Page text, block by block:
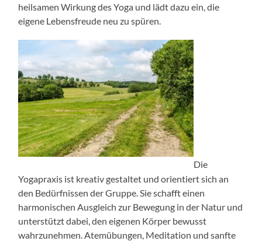
heilsamen Wirkung des Yoga und lädt dazu ein, die
eigene Lebensfreude neu zu spüren.
Die
Yogapraxis ist kreativ gestaltet und orientiert sich an
den Bedürfnissen der Gruppe. Sie schafft einen
harmonischen Ausgleich zur Bewegung in der Natur und
unterstützt dabei, den eigenen Körper bewusst
wahrzunehmen. Atemübungen, Meditation und sanfte